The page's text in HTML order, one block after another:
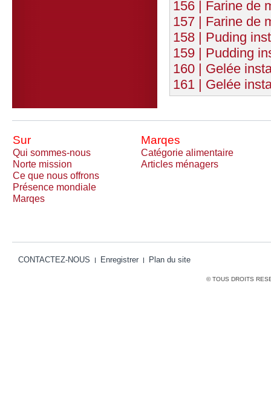
156 | Farine de
157 | Farine de
158 | Puding
159 | Pudding
160 | Gelée
161 | Gelée
Sur Marqes
Qui sommes-nous
Catégorie alimentaire
Norte mission
Articles ménagers
Ce que nous offrons
Présence mondiale
Marqes
CONTACTEZ-NOUS Enregistrer Plan du site
© TOUS DROITS